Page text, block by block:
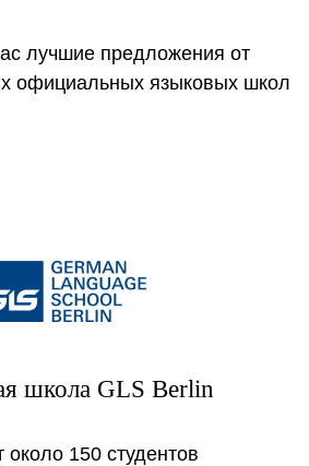
лучшие предложения от
официальных языковых школ
школа GLS Berlin
150 студентов